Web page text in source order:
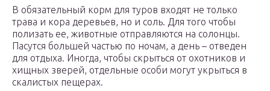
В обязательный корм для туров входят не только
трава и кора деревьев, но и соль. Для того чтобы
полизать ее, животные отправляются на солонцы.
Пасутся большей частью по ночам, а день – отведен
для отдыха. Иногда, чтобы скрыться от охотников и
хищных зверей, отдельные особи могут укрыться в
скалистых пещерах.